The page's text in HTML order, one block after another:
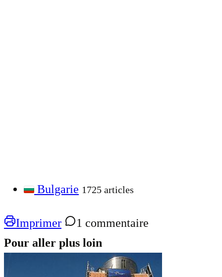
Bulgarie 1725 articles
Imprimer
1 commentaire
Pour aller plus loin